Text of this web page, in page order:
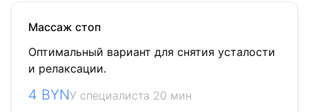
Массаж стоп
Оптимальный вариант для снятия усталости
и релаксации.
4 BYNУ специалиста 20 мин